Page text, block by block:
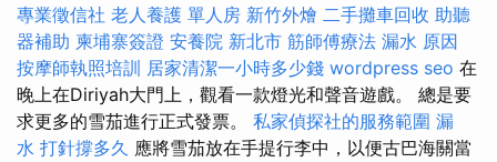
專業徵信社 老人養護 單人房 新竹外燴 二手攤車回收 助聽
器補助 柬埔寨簽證 安養院 新北市 筋師傅療法 漏水 原因
按摩師執照培訓 居家清潔一小時多少錢 wordpress seo 在
晚上在Diriyah大門上，觀看一款燈光和聲音遊戲。 總是要
求更多的雪茄進行正式發票。 私家偵探社的服務範圍 漏
水 打針撐多久 應將雪茄放在手提行李中，以便古巴海關當